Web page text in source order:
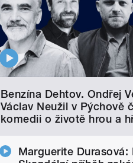
Benzína Dehtov. Ondřej
Václav Neužil v Pýchově
komedii o životě hrou a
Marguerite Durasová: